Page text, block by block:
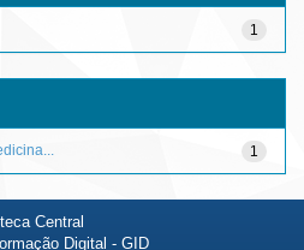
1
1
Central
Digital - GID